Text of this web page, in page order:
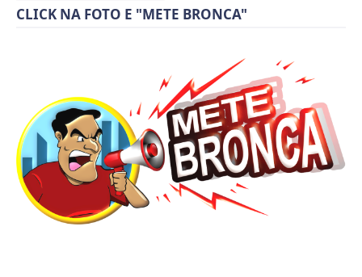
CLICK NA FOTO E "METE BRONCA"